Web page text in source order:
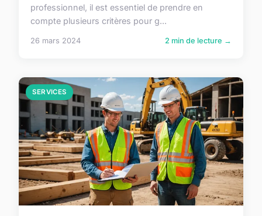
professionnel, il est essentiel de prendre en
compte plusieurs critères pour g...
26 mars 2024 2 min de lecture →
SERVICES